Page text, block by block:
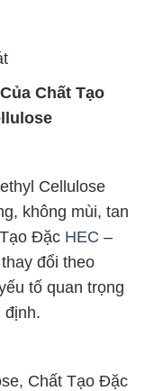
Chất Tạo
Cellulose
không mùi, tan
Đặc HEC –
đổi theo
tố quan trọng
định.
Chất Tạo Đặc